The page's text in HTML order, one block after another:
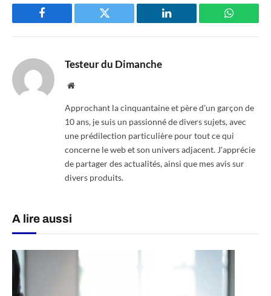
Facebook Twitter LinkedIn
Testeur du Dimanche
Website
Approchant la cinquantaine et père d'un garçon de
10 ans, je suis un passionné de divers sujets, avec
une prédilection particulière pour tout ce qui
concerne le web et son univers adjacent. J'apprécie
de partager des actualités, ainsi que mes avis sur
divers produits.
A lire aussi